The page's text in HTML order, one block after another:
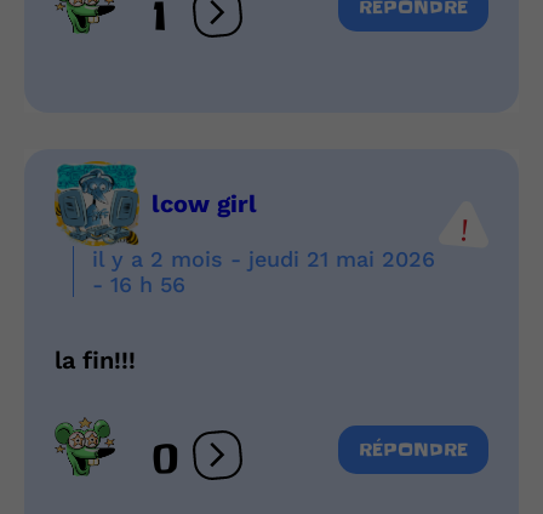
1 Ouvrir les réactions
RÉPONDRE
lcow girl
il y a 2 mois - jeudi 21 mai 2026
- 16 h 56
la fin!!!
0 Ouvrir les réactions
RÉPONDRE